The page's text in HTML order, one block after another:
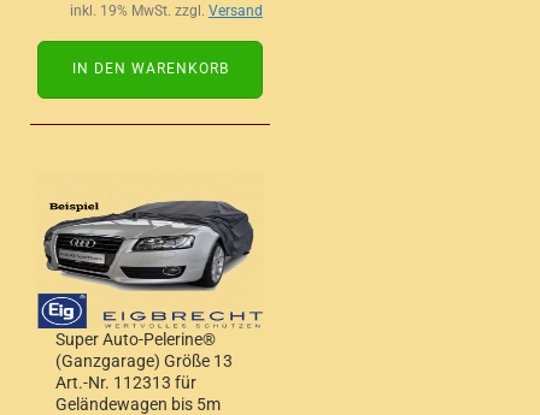
inkl. 19% MwSt. zzgl. Versand
IN DEN WARENKORB
Super Auto-Pelerine®
(Ganzgarage) Größe 13
Art.-Nr. 112313 für
Geländewagen bis 5m